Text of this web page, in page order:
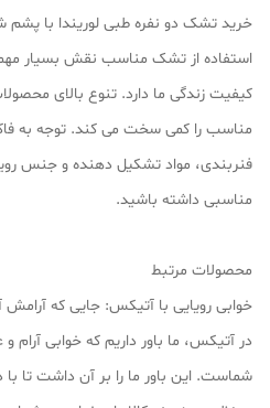
خرید تشک دو نفره طبی لوریندا با پشم
استفاده از تشک مناسب نقش بسیار
کیفیت زندگی ما دارد. تنوع بالای
مناسب را کمی سخت می کند. توجه به
فنربندی، مواد تشکیل دهنده و جنس
مناسبی داشته باشید.
محصولات مرتبط
خوابی رویایی با آتیکس: جایی که آرامش
در آتیکس، ما باور داریم که خوابی آرام
شماست. این باور ما را بر آن داشت تا